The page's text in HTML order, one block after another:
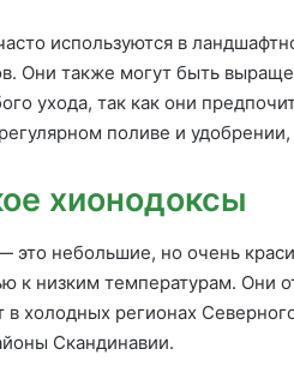
используются в
Они также могут быть
ухода, так как они
поливе и
хионодоксы
это небольшие, но очень
к низким температурам. Они
в холодных регионах
Скандинавии.